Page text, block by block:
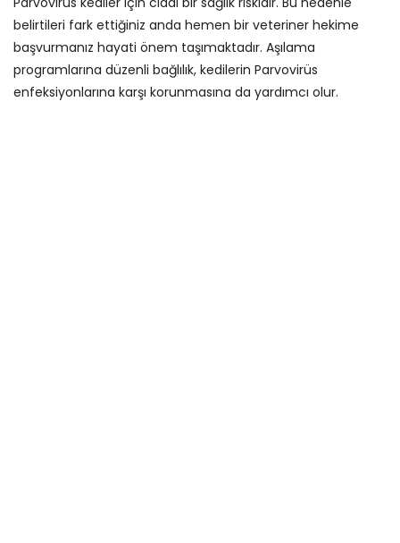
belirtileri fark ettiğiniz anda hemen bir veteriner hekime
başvurmanız hayati önem taşımaktadır. Aşılama
programlarına düzenli bağlılık, kedilerin Parvovirüs
enfeksiyonlarına karşı korunmasına da yardımcı olur.